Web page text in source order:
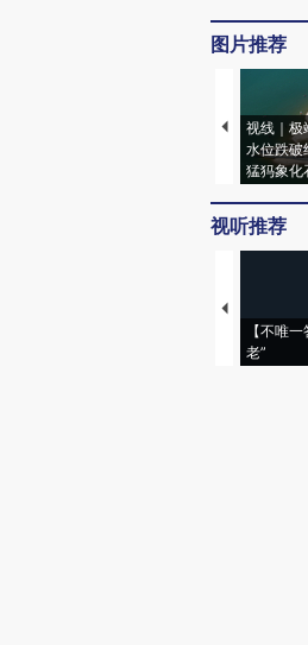
图片推荐
视线｜极
水位跌破
猛犸象化
视听推荐
【不唯
老”